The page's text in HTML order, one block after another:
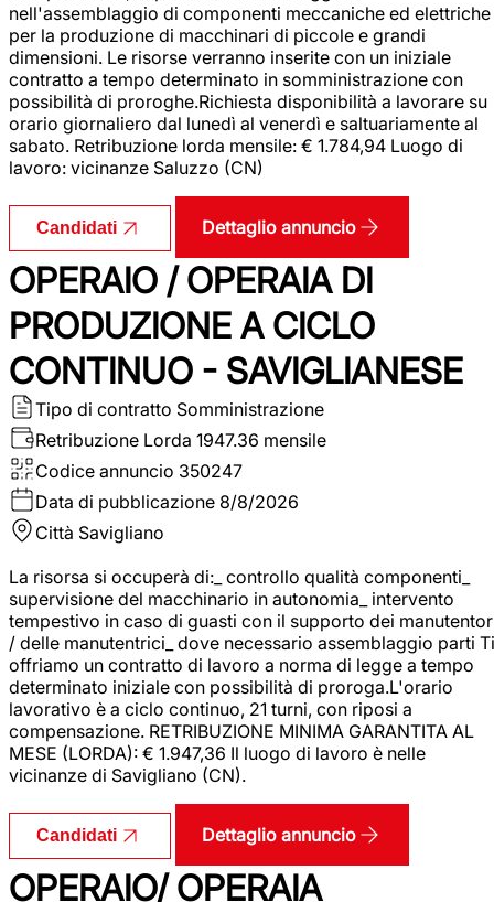
nell'assemblaggio di componenti meccaniche ed elettriche
per la produzione di macchinari di piccole e grandi
dimensioni. Le risorse verranno inserite con un iniziale
contratto a tempo determinato in somministrazione con
possibilità di proroghe.Richiesta disponibilità a lavorare su
orario giornaliero dal lunedì al venerdì e saltuariamente al
sabato. Retribuzione lorda mensile: € 1.784,94 Luogo di
lavoro: vicinanze Saluzzo (CN)
Candidati Dettaglio annuncio
OPERAIO / OPERAIA DI
PRODUZIONE A CICLO
CONTINUO - SAVIGLIANESE
Tipo di contratto Somministrazione
Retribuzione Lorda 1947.36 mensile
Codice annuncio 350247
Data di pubblicazione 8/8/2026
Città Savigliano
La risorsa si occuperà di:_ controllo qualità componenti_
supervisione del macchinario in autonomia_ intervento
tempestivo in caso di guasti con il supporto dei
/ delle manutentrici_ dove necessario assemblaggio parti Ti
offriamo un contratto di lavoro a norma di legge a tempo
determinato iniziale con possibilità di proroga.L'orario
lavorativo è a ciclo continuo, 21 turni, con riposi a
compensazione. RETRIBUZIONE MINIMA GARANTITA AL
MESE (LORDA): € 1.947,36 Il luogo di lavoro è nelle
vicinanze di Savigliano (CN).
Candidati Dettaglio annuncio
OPERAIO/ OPERAIA